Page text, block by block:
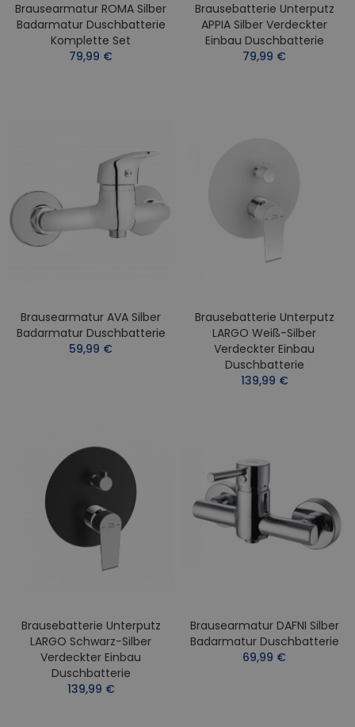
Brausearmatur ROMA Silber
Badarmatur Duschbatterie
Komplette Set
79,99 €
Brausebatterie Unterputz
APPIA Silber Verdeckter
Einbau Duschbatterie
79,99 €
Brausearmatur AVA Silber
Badarmatur Duschbatterie
59,99 €
Brausebatterie Unterputz
LARGO Weiß-Silber
Verdeckter Einbau
Duschbatterie
139,99 €
Brausebatterie Unterputz
LARGO Schwarz-Silber
Verdeckter Einbau
Duschbatterie
139,99 €
Brausearmatur DAFNI Silber
Badarmatur Duschbatterie
69,99 €